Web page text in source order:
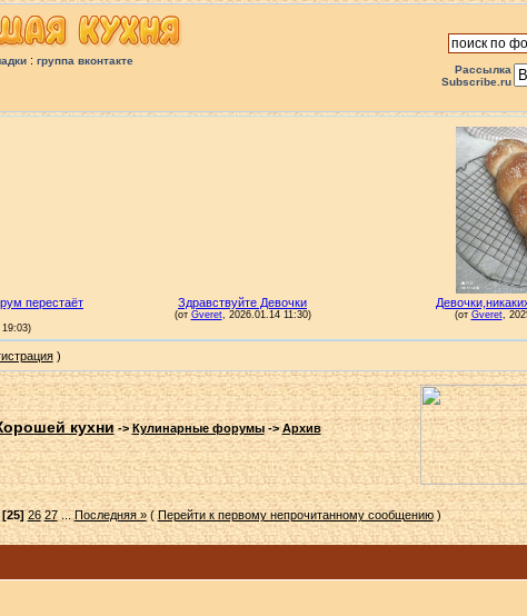
: группа вконтакте
Рассылка
Subscribe.ru
)
кухни->Кулинарные форумы->Архив
[25] 26 27...Последняя »(Перейти к первому непрочитанному сообщению)